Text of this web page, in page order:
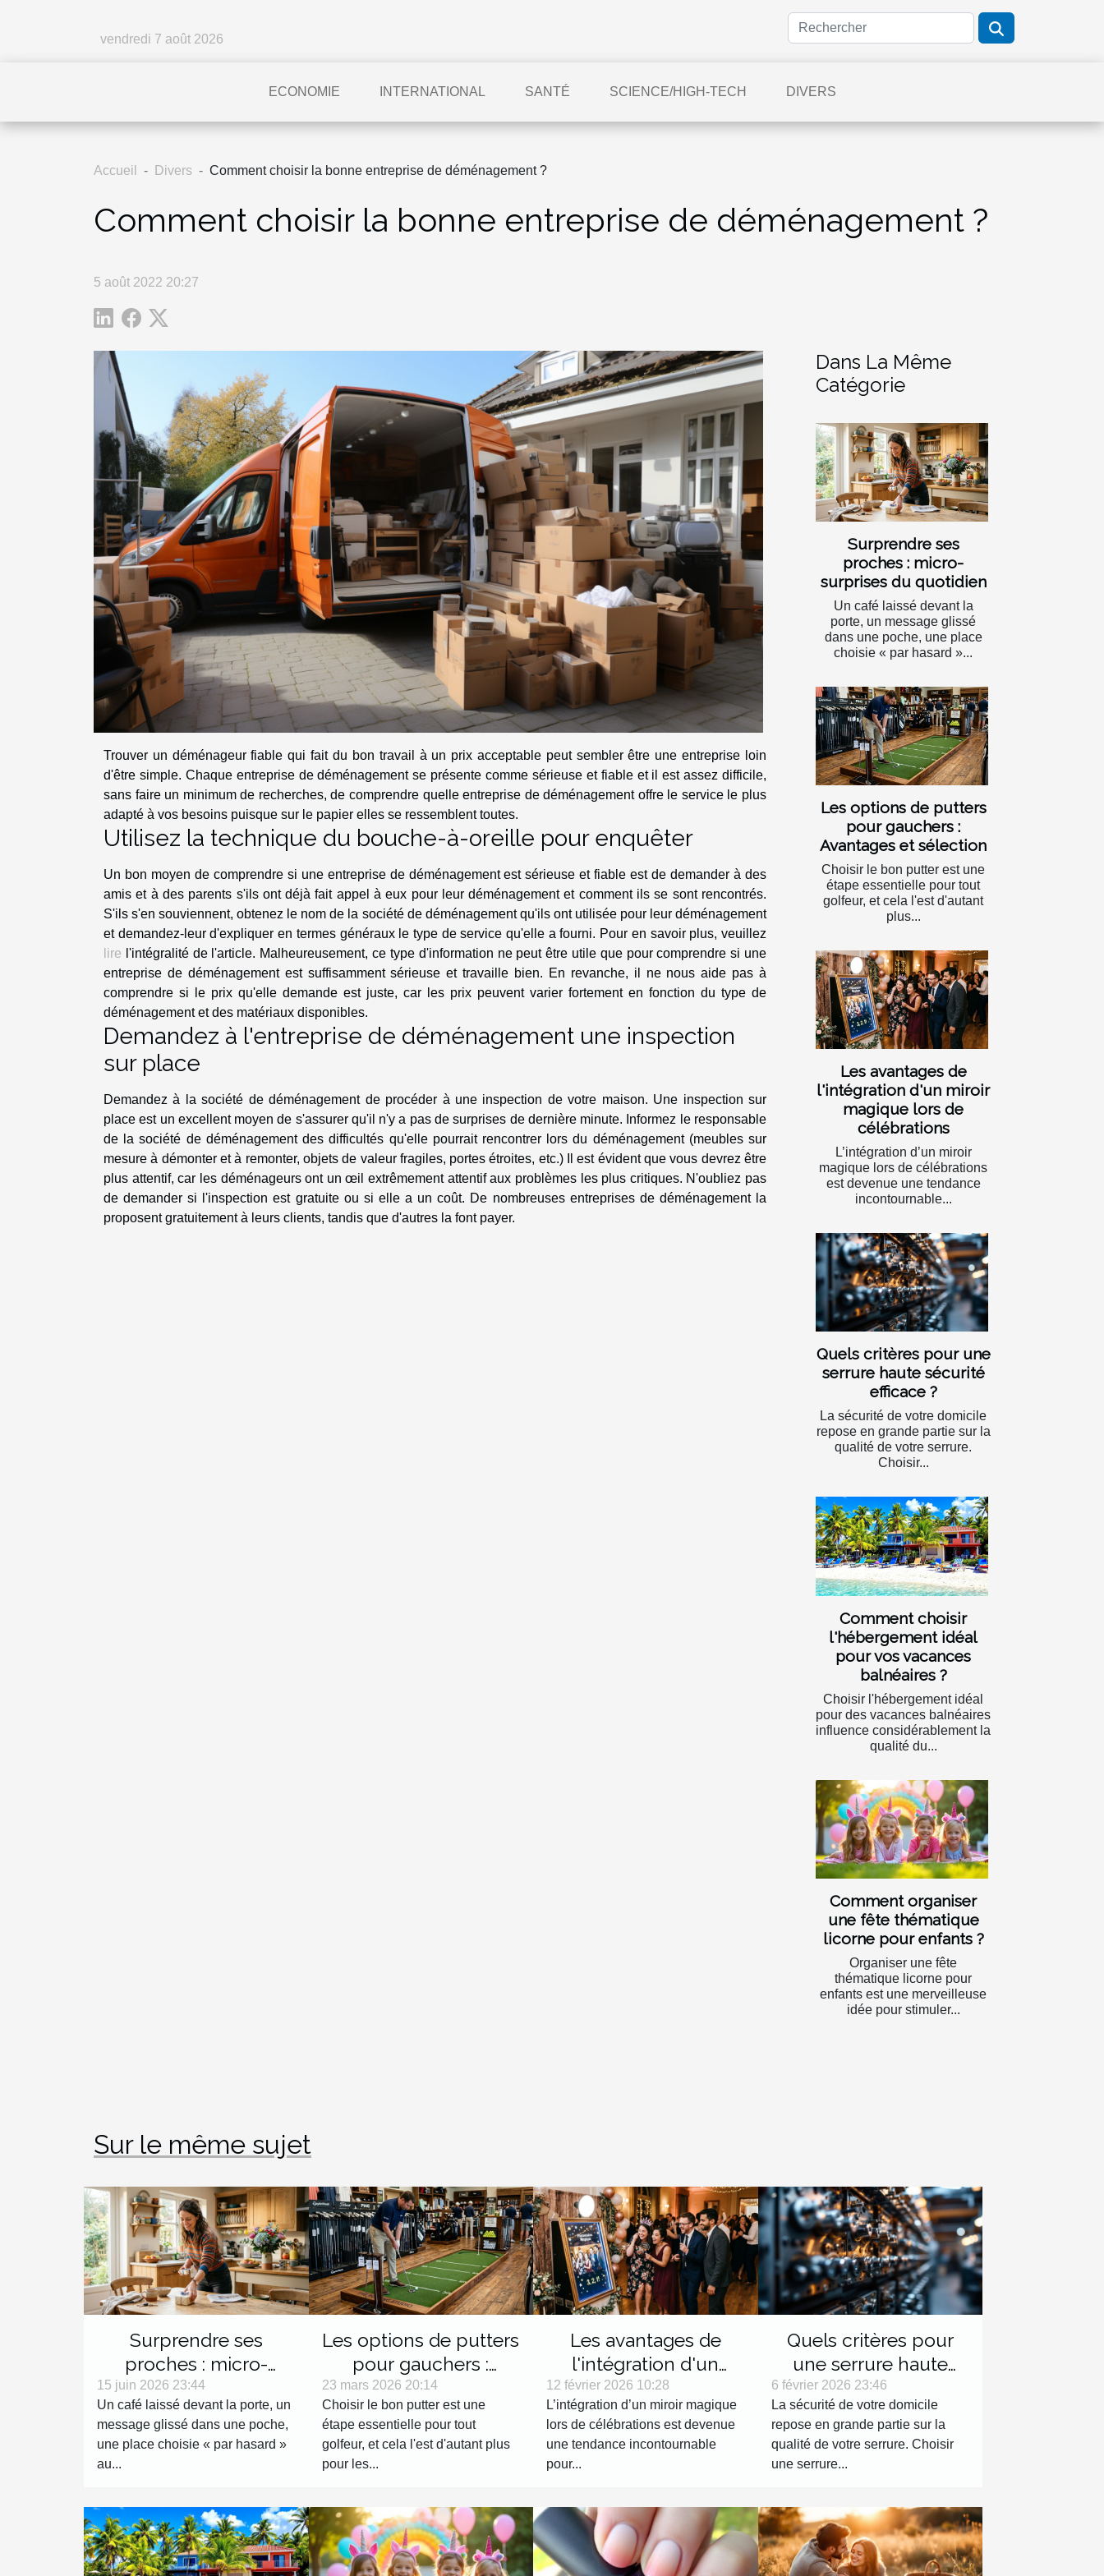
vendredi 7 août 2026
ECONOMIE INTERNATIONAL SANTÉ SCIENCE/HIGH-TECH DIVERS
Accueil Divers Comment choisir la bonne entreprise de déménagement ?
Comment choisir la bonne entreprise de déménagement ?
5 août 2022 20:27
Trouver un déménageur fiable qui fait du bon travail à un prix acceptable peut sembler être une entreprise loin
d'être simple. Chaque entreprise de déménagement se présente comme sérieuse et fiable et il est assez difficile,
sans faire un minimum de recherches, de comprendre quelle entreprise de déménagement offre le service le plus
adapté à vos besoins puisque sur le papier elles se ressemblent toutes.
Utilisez la technique du bouche-à-oreille pour enquêter
Un bon moyen de comprendre si une entreprise de déménagement est sérieuse et fiable est de demander à des
amis et à des parents s'ils ont déjà fait appel à eux pour leur déménagement et comment ils se sont rencontrés.
S'ils s'en souviennent, obtenez le nom de la société de déménagement qu'ils ont utilisée pour leur déménagement
et demandez-leur d'expliquer en termes généraux le type de service qu'elle a fourni. Pour en savoir plus, veuillez
lire l'intégralité de l'article. Malheureusement, ce type d'information ne peut être utile que pour comprendre si une
entreprise de déménagement est suffisamment sérieuse et travaille bien. En revanche, il ne nous aide pas à
comprendre si le prix qu'elle demande est juste, car les prix peuvent varier fortement en fonction du type de
déménagement et des matériaux disponibles.
Demandez à l'entreprise de déménagement une inspection
sur place
Demandez à la société de déménagement de procéder à une inspection de votre maison. Une inspection sur
place est un excellent moyen de s'assurer qu'il n'y a pas de surprises de dernière minute. Informez le responsable
de la société de déménagement des difficultés qu'elle pourrait rencontrer lors du déménagement (meubles sur
mesure à démonter et à remonter, objets de valeur fragiles, portes étroites, etc.) Il est évident que vous devrez être
plus attentif, car les déménageurs ont un œil extrêmement attentif aux problèmes les plus critiques. N'oubliez pas
de demander si l'inspection est gratuite ou si elle a un coût. De nombreuses entreprises de déménagement la
proposent gratuitement à leurs clients, tandis que d'autres la font payer.
Dans La Même
Catégorie
Surprendre ses
proches : micro-
surprises du quotidien
Un café laissé devant la
porte, un message glissé
dans une poche, une place
choisie « par hasard »...
Les options de putters
pour gauchers :
Avantages et sélection
Choisir le bon putter est une
étape essentielle pour tout
golfeur, et cela l'est d'autant
plus...
Les avantages de
l'intégration d'un miroir
magique lors de
célébrations
L’intégration d’un miroir
magique lors de célébrations
est devenue une tendance
incontournable...
Quels critères pour une
serrure haute sécurité
efficace ?
La sécurité de votre domicile
repose en grande partie sur la
qualité de votre serrure.
Choisir...
Comment choisir
l'hébergement idéal
pour vos vacances
balnéaires ?
Choisir l'hébergement idéal
pour des vacances balnéaires
influence considérablement la
qualité du...
Comment organiser
une fête thématique
licorne pour enfants ?
Organiser une fête
thématique licorne pour
enfants est une merveilleuse
idée pour stimuler...
Sur le même sujet
Surprendre ses
proches : micro-
surprises du quotidien
15 juin 2026 23:44
Un café laissé devant la porte, un
message glissé dans une poche,
une place choisie « par hasard »
au...
Les options de putters
pour gauchers :
Avantages et sélection
23 mars 2026 20:14
Choisir le bon putter est une
étape essentielle pour tout
golfeur, et cela l'est d'autant plus
pour les...
Les avantages de
l'intégration d'un
miroir magique lors de
célébrations
12 février 2026 10:28
L’intégration d’un miroir magique
lors de célébrations est devenue
une tendance incontournable
pour...
Quels critères pour
une serrure haute
sécurité efficace ?
6 février 2026 23:46
La sécurité de votre domicile
repose en grande partie sur la
qualité de votre serrure. Choisir
une serrure...